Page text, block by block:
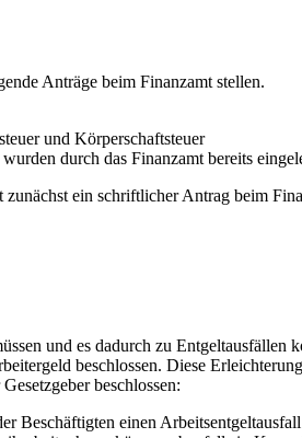
Anträge beim Finanzamt stellen.
und Körperschaftsteuer
durch das Finanzamt bereits
ein schriftlicher Antrag beim
und es dadurch zu
beschlossen. Diese
beschlossen:
Beschäftigten einen